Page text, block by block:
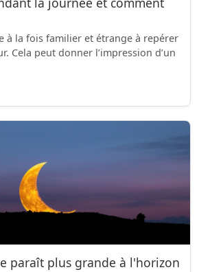
à la fois familier et étrange à repérer
Cela peut donner l’impression d’un
paraît plus grande à l'horizon